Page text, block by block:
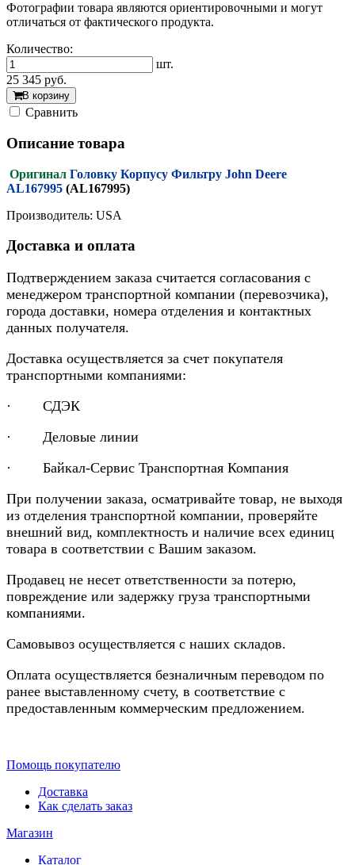
Фотографии товара являются ориентировочными и могут
отличаться от фактического продукта.
Количество:
шт.
25 345 руб.
В корзину
Cравнить
Описание товара
Оригинал Головку Корпусу Фильтру John Deere
AL167995 (AL167995)
Производитель: USA
Доставка и оплата
Подтверждением заказа считается согласования с
менеджером транспортной компании (перевозчика),
города доставки, номера отделения и контактных
данных получателя.
Доставка осуществляется за счет покупателя
транспортными компаниями:
· СДЭК
· Деловые линии
· Байкал-Сервис Транспортная Компания
При получении заказа, осматривайте товар, не выходя
из отделения транспортной компании, проверяйте
внешний вид, комплектность и наличие всех единиц
товара в соответствии с Вашим заказом.
Продавец не несет ответственности за потерю,
повреждение или задержку груза транспортными
компаниями.
Самовывоз осуществляется с наших складов.
Оплата осуществляется безналичным переводом по
ранее выставленному счету, в соответствие с
предоставленным коммерческим предложением.
Помощь покупателю
Доставка
Как сделать заказ
Магазин
Каталог